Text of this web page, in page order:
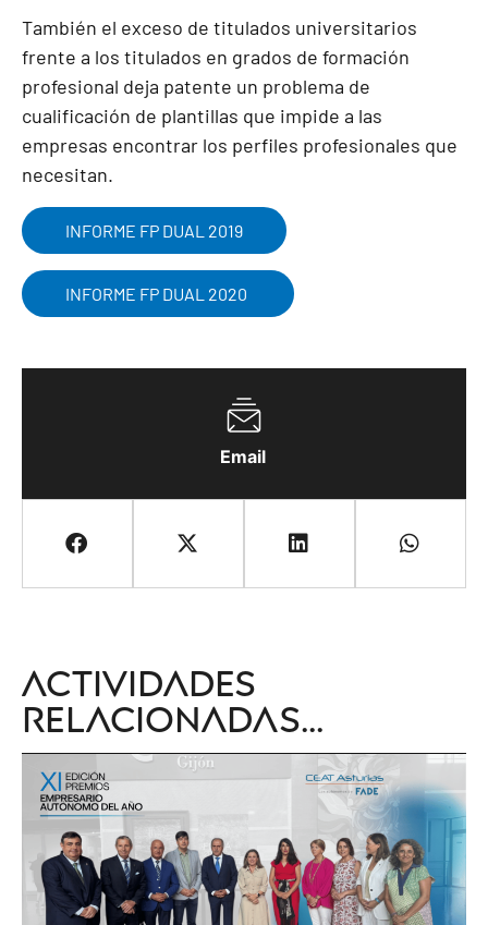
Email
También el exceso de titulados universitarios
frente a los titulados en grados de formación
profesional deja patente un problema de
cualificación de plantillas que impide a las
empresas encontrar los perfiles profesionales que
necesitan.
INFORME FP DUAL 2019
INFORME FP DUAL 2020
Actividades
relacionadas...